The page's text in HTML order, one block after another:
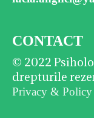
CONTACT
© 2022
drepturile
Privacy & Policy